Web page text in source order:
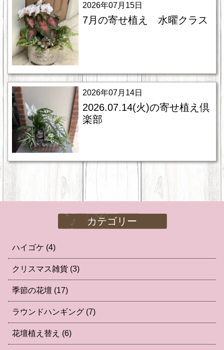
2026年07月15日
7月の寄せ植え 水曜クラス
2026年07月14日
2026.07.14(火)の寄せ植え倶
楽部
カテゴリー
ハイゴケ (4)
クリスマス雑貨 (3)
季節の花壇 (17)
ラウンドハンギング (7)
花壇植え替え (6)